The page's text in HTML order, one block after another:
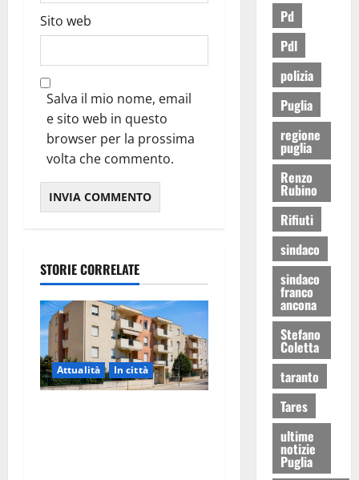
Sito web
Salva il mio nome, email
e sito web in questo
browser per la prossima
volta che commento.
STORIE CORRELATE
Attualità In città
Pd
Pdl
polizia
Puglia
regione
puglia
Renzo
Rubino
Rifiuti
sindaco
sindaco
franco
ancona
Stefano
Coletta
taranto
Tares
ultime
notizie
Puglia